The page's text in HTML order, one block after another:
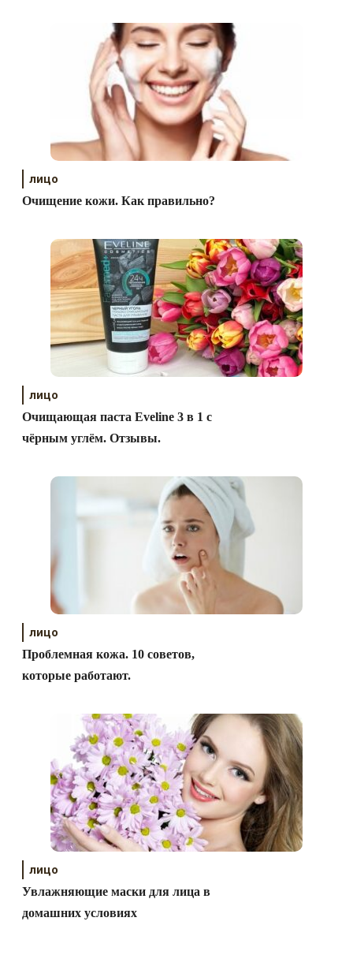
лицо
Очищение кожи. Как правильно?
лицо
Очищающая паста Eveline 3 в 1 с
чёрным углём. Отзывы.
лицо
Проблемная кожа. 10 советов,
которые работают.
лицо
Увлажняющие маски для лица в
домашних условиях